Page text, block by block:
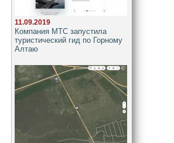
11.09.2019
Компания МТС запустила
туристический гид по Горному
Алтаю